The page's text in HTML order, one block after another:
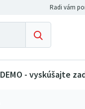
DEMO - vyskúšajte